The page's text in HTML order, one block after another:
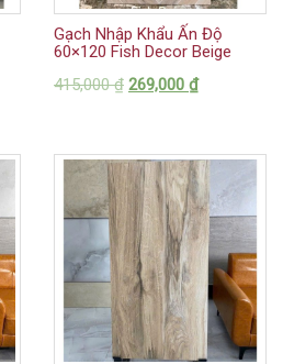
Gạch Nhập Khẩu Ấn Độ
60×120 Fish Decor Beige
415,000₫ 269,000 ₫